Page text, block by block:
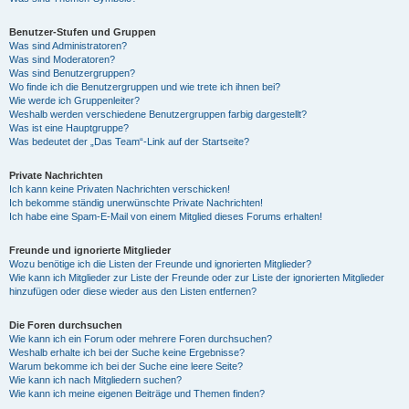
Benutzer-Stufen und Gruppen
Was sind Administratoren?
Was sind Moderatoren?
Was sind Benutzergruppen?
Wo finde ich die Benutzergruppen und wie trete ich ihnen bei?
Wie werde ich Gruppenleiter?
Weshalb werden verschiedene Benutzergruppen farbig dargestellt?
Was ist eine Hauptgruppe?
Was bedeutet der „Das Team“-Link auf der Startseite?
Private Nachrichten
Ich kann keine Privaten Nachrichten verschicken!
Ich bekomme ständig unerwünschte Private Nachrichten!
Ich habe eine Spam-E-Mail von einem Mitglied dieses Forums erhalten!
Freunde und ignorierte Mitglieder
Wozu benötige ich die Listen der Freunde und ignorierten Mitglieder?
Wie kann ich Mitglieder zur Liste der Freunde oder zur Liste der ignorierten Mitglieder
hinzufügen oder diese wieder aus den Listen entfernen?
Die Foren durchsuchen
Wie kann ich ein Forum oder mehrere Foren durchsuchen?
Weshalb erhalte ich bei der Suche keine Ergebnisse?
Warum bekomme ich bei der Suche eine leere Seite?
Wie kann ich nach Mitgliedern suchen?
Wie kann ich meine eigenen Beiträge und Themen finden?